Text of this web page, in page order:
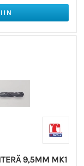
9,5MM MK1